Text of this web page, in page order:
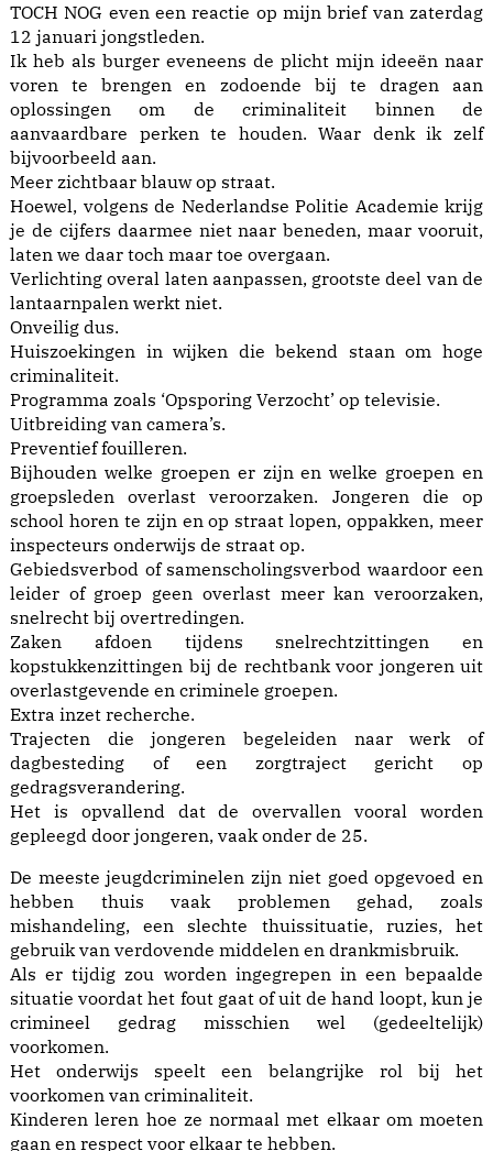
TOCH NOG even een reactie op mijn brief van zaterdag
12 januari jongstleden.
Ik heb als burger eveneens de plicht mijn ideeën naar
voren te brengen en zodoende bij te dragen aan
oplossingen om de criminaliteit binnen de
aanvaardbare perken te houden. Waar denk ik zelf
bijvoorbeeld aan.
Meer zichtbaar blauw op straat.
Hoewel, volgens de Nederlandse Politie Academie krijg
je de cijfers daarmee niet naar beneden, maar vooruit,
laten we daar toch maar toe overgaan.
Verlichting overal laten aanpassen, grootste deel van de
lantaarnpalen werkt niet.
Onveilig dus.
Huiszoekingen in wijken die bekend staan om hoge
criminaliteit.
Programma zoals ‘Opsporing Verzocht’ op televisie.
Uitbreiding van camera’s.
Preventief fouilleren.
Bijhouden welke groepen er zijn en welke groepen en
groepsleden overlast veroorzaken. Jongeren die op
school horen te zijn en op straat lopen, oppakken, meer
inspecteurs onderwijs de straat op.
Gebiedsverbod of samenscholingsverbod waardoor een
leider of groep geen overlast meer kan veroorzaken,
snelrecht bij overtredingen.
Zaken afdoen tijdens snelrechtzittingen en
kopstukkenzittingen bij de rechtbank voor jongeren uit
overlastgevende en criminele groepen.
Extra inzet recherche.
Trajecten die jongeren begeleiden naar werk of
dagbesteding of een zorgtraject gericht op
gedragsverandering.
Het is opvallend dat de overvallen vooral worden
gepleegd door jongeren, vaak onder de 25.
De meeste jeugdcriminelen zijn niet goed opgevoed en
hebben thuis vaak problemen gehad, zoals
mishandeling, een slechte thuissituatie, ruzies, het
gebruik van verdovende middelen en drankmisbruik.
Als er tijdig zou worden ingegrepen in een bepaalde
situatie voordat het fout gaat of uit de hand loopt, kun je
crimineel gedrag misschien wel (gedeeltelijk)
voorkomen.
Het onderwijs speelt een belangrijke rol bij het
voorkomen van criminaliteit.
Kinderen leren hoe ze normaal met elkaar om moeten
gaan en respect voor elkaar te hebben.